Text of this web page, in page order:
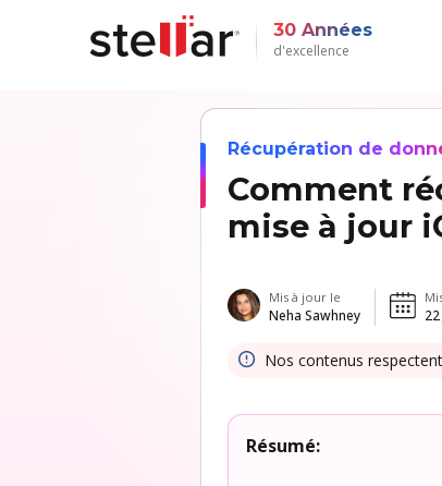
30 Années
d'excellence
Récupération de
Comment
mise à jour
Mis à jour le
Neha Sawhney
Nos contenus
Résumé: